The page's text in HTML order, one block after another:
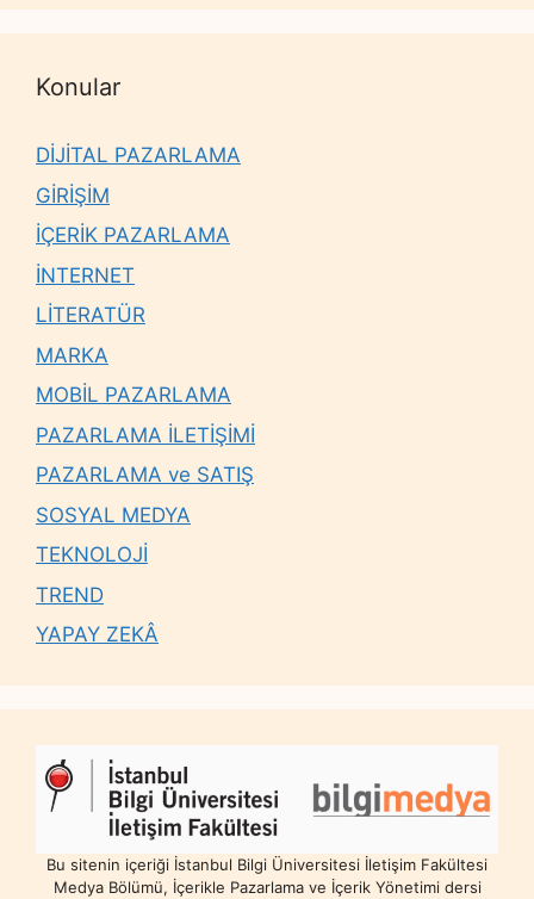
Konular
DİJİTAL PAZARLAMA
GİRİŞİM
İÇERİK PAZARLAMA
İNTERNET
LİTERATÜR
MARKA
MOBİL PAZARLAMA
PAZARLAMA İLETİŞİMİ
PAZARLAMA ve SATIŞ
SOSYAL MEDYA
TEKNOLOJİ
TREND
YAPAY ZEKÂ
Bu sitenin içeriği İstanbul Bilgi Üniversitesi İletişim Fakültesi
Medya Bölümü, İçerikle Pazarlama ve İçerik Yönetimi dersi